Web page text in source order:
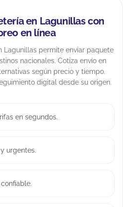
en Lagunillas con
en línea
Lagunillas permite enviar paquete
nacionales. Cotiza envío en
según precio y tiempo.
digital desde su origen.
en segundos.
urgentes.